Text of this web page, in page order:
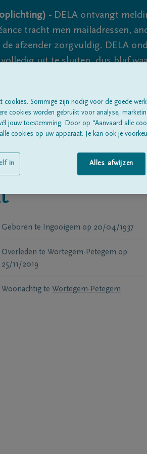
- DELA ontvangt
tracht men mailadressen,
afzender zorgvuldig. DELA
uit te sluiten, dus blijf
Alle
Geboren te Ingooigem op 20/04/1937
Overleden te Wortegem-Petegem op
25/11/2019
Woonachtig te Wortegem-Petegem
cookies. Sommige zijn nodig voor de goede
cookies worden gebruikt voor analyse,
jouw toestemming. Door op “Aanvaard alle
cookies op uw apparaat. Je kan ook je
Alles afwijzen
in